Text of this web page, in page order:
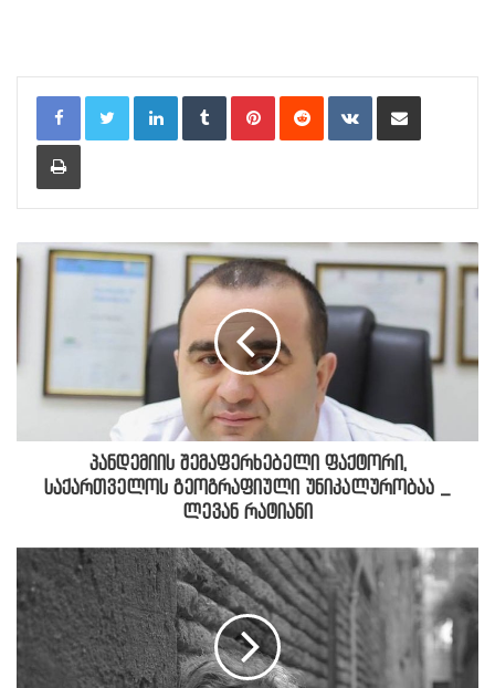
LinkedInTumblr PinterestReddit VKontakteShare via Email
Print
პანდემიის შემაფერხებელი ფაქტორი,
საქართველოს გეოგრაფიული უნიკალურობაა _
ლევან რატიანი